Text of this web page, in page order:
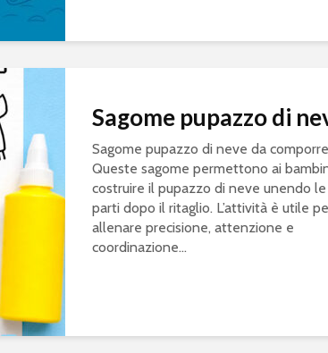
Sagome pupazzo di
Sagome pupazzo di neve da comporre
Queste sagome permettono ai
costruire il pupazzo di neve unendo le
parti dopo il ritaglio. L’attività è utile
allenare precisione, attenzione e
coordinazione...